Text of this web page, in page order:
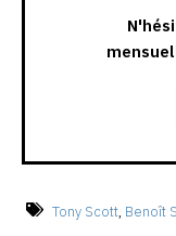
Tony Scott, Benoît